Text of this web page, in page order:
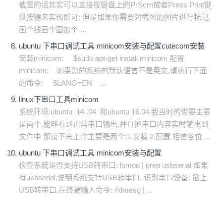
截图的话其实可以直接按键盘上的PrScrn或者Press Print键
盘按键来实现即可: 但是如果你需要对截图的图片进行标记.
画个线画个圈加个 ...
ubuntu 下串口调试工具 minicom安装与配置cutecom安装
安装minicom: $sudo apt-get install minicom 配置
minicom: 如果您的系统的默认语言不是英文,请执行下面
的命令: $LANG=EN ...
linux下串口工具minicom
系统环境:ubuntu 14 .04 和ubuntu 16.04 我当时的需要主要
是两个,能够看到正常串口输出,并且把串口内容实时输出到
文件中 那接下来工作主要是两个:1.安装 2.配置 相信各位 ...
ubuntu 下串口调试工具 minicom安装与配置
检查系统是否支持USB转串口: lsmod | grep usbserial 如果
有usbserial,说明系统支持USB转串口. 识别串口设备: 插上
USB转串口,在终端输入命令: #dmesg | ...